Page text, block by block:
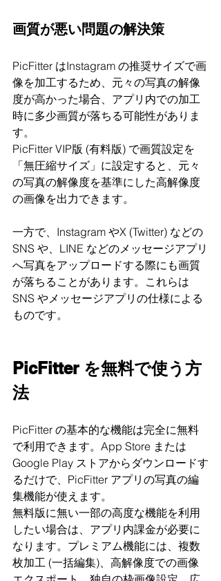
画質が悪い問題の解決策
PicFitter はInstagram の推奨サイズで画
像を加工するため、元々の写真の解像
度が高かった場合、アプリ内での加工
時に多少画質が落ちる可能性がありま
す。
PicFitter VIP版 (有料版) で画質設定を
「無圧縮サイズ」に設定すると、元々
の写真の解像度を基準にした高解像度
の画像を出力できます。
一方で、Instagram やX (Twitter) などの
SNS や、LINE などのメッセージアプリ
へ写真をアップロードする際にも画質
が落ちることがあります。これらは
SNS やメッセージアプリの仕様による
ものです。
PicFitter を無料で使う方
法
PicFitter の基本的な機能は完全に無料
で利用できます。App Store または
Google Play ストアからダウンロードす
るだけで、PicFitter アプリの写真の編
集機能が使えます。
無料版に無い一部の高度な機能を利用
したい場合は、アプリ内課金が必要に
なります。プレミアム機能には、複数
枚加工 (一括編集)、高解像度での画像